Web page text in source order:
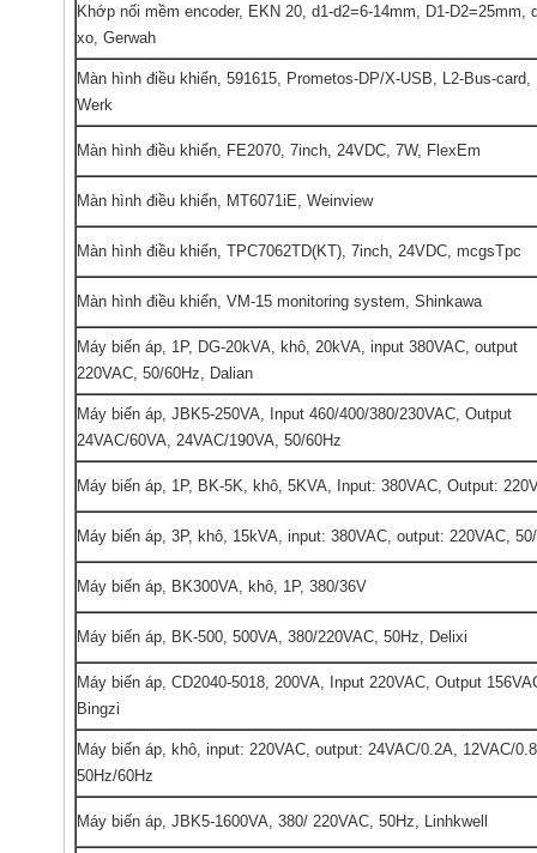
Khớp nối mềm encoder, EKN 20, d1-d2=6-14mm, D1-D2=25mm,
xo, Gerwah
Màn hình điều khiển, 591615, Prometos-DP/X-USB, L2-Bus-card,
Werk
Màn hình điều khiển, FE2070, 7inch, 24VDC, 7W, FlexEm
Màn hình điều khiển, MT6071iE, Weinview
Màn hình điều khiển, TPC7062TD(KT), 7inch, 24VDC, mcgsTpc
Màn hình điều khiển, VM-15 monitoring system, Shinkawa
Máy biến áp, 1P, DG-20kVA, khô, 20kVA, input 380VAC, output
220VAC, 50/60Hz, Dalian
Máy biến áp, JBK5-250VA, Input 460/400/380/230VAC, Output
24VAC/60VA, 24VAC/190VA, 50/60Hz
Máy biến áp, 1P, BK-5K, khô, 5KVA, Input: 380VAC, Output:
Máy biến áp, 3P, khô, 15kVA, input: 380VAC, output: 220VAC,
Máy biến áp, BK300VA, khô, 1P, 380/36V
Máy biến áp, BK-500, 500VA, 380/220VAC, 50Hz, Delixi
Máy biến áp, CD2040-5018, 200VA, Input 220VAC, Output
Bingzi
Máy biến áp, khô, input: 220VAC, output: 24VAC/0.2A, 12VAC/
50Hz/60Hz
Máy biến áp, JBK5-1600VA, 380/ 220VAC, 50Hz, Linhkwell